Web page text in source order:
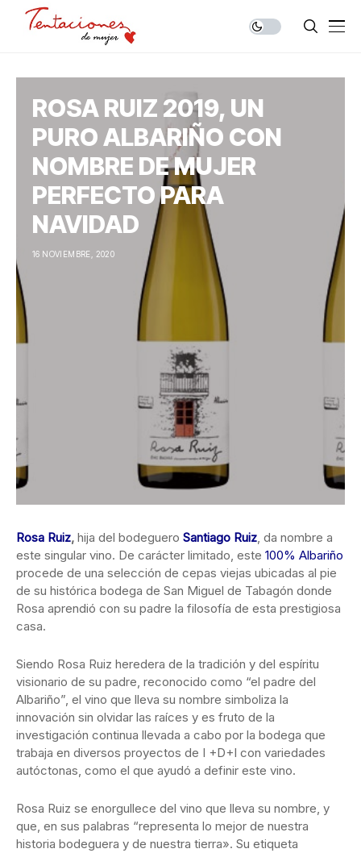
ROSA RUIZ 2019, UN
PURO ALBARIÑO CON
NOMBRE DE MUJER
PERFECTO PARA
NAVIDAD
16 NOVIEMBRE, 2020
Rosa Ruiz, hija del bodeguero Santiago Ruiz, da nombre a
este singular vino. De carácter limitado, este 100% Albariño
procede de una selección de cepas viejas ubicadas al pie
de su histórica bodega de San Miguel de Tabagón donde
Rosa aprendió con su padre la filosofía de esta prestigiosa
casa.
Siendo Rosa Ruiz heredera de la tradición y del espíritu
visionario de su padre, reconocido como “el padre del
Albariño”, el vino que lleva su nombre simboliza la
innovación sin olvidar las raíces y es fruto de la
investigación continua llevada a cabo por la bodega que
trabaja en diversos proyectos de I +D+I con variedades
autóctonas, como el que ayudó a definir este vino.
Rosa Ruiz se enorgullece del vino que lleva su nombre, y
que, en sus palabras “representa lo mejor de nuestra
historia bodeguera y de nuestra tierra». Su etiqueta